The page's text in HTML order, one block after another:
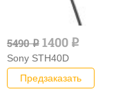
5490q 1400 q
Sony STH40D
Предзаказать